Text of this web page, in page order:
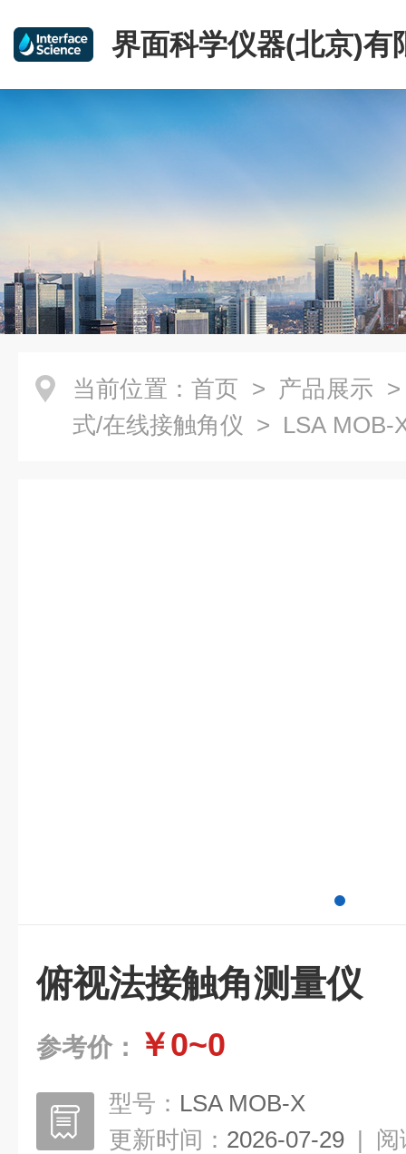
界面科学仪器(北京)有
当前位置： 首页 > 产品展示
式/在线接触角仪 > LSA MOB-
俯视法接触角测量仪
参考价： ￥0~0
型号： LSA MOB-X
更新时间： 2026-07-29 | 阅